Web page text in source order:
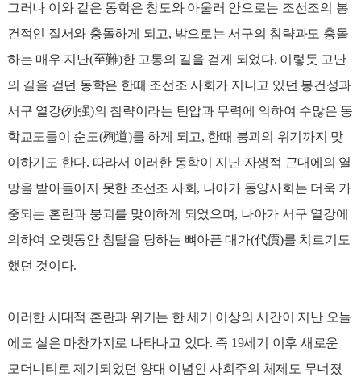
그러나 이와 같은 동학은 창도와 아울러 안으로는 조선조의 봉
건적인 질서와 충돌하게 되고, 밖으로는 서구의 침략과도 충돌
하는 매우 지난(至難)한 고통의 길을 걷게 되었다. 이렇듯 고난
의 길을 걷던 동학은 한때 조선조 사회가 지니고 있던 봉건성과
서구 열강(列强)의 침략이라는 탄압과 무력에 의하여 수많은 동
학교도들이 순도(殉道)를 하게 되고, 한때 붕괴의 위기까지 맞
이하기도 한다. 따라서 이러한 동학이 지닌 자생적 근대에의 열
망을 받아들이지 못한 조선조 사회, 나아가 동양사회는 더욱 가
중되는 혼란과 붕괴를 맞이하게 되었으며, 나아가 서구 열강에
의하여 오랫동안 침탈을 당하는 뼈아픈 대가(代價)를 치르기도
했던 것이다.
이러한 시대적 혼란과 위기는 한 세기 이상의 시간이 지난 오늘
에도 실은 마찬가지로 나타나고 있다. 즉 19세기 이후 새로운
모더니티로 제기되었던 양대 이념인 사회주의 체제도 무너졌